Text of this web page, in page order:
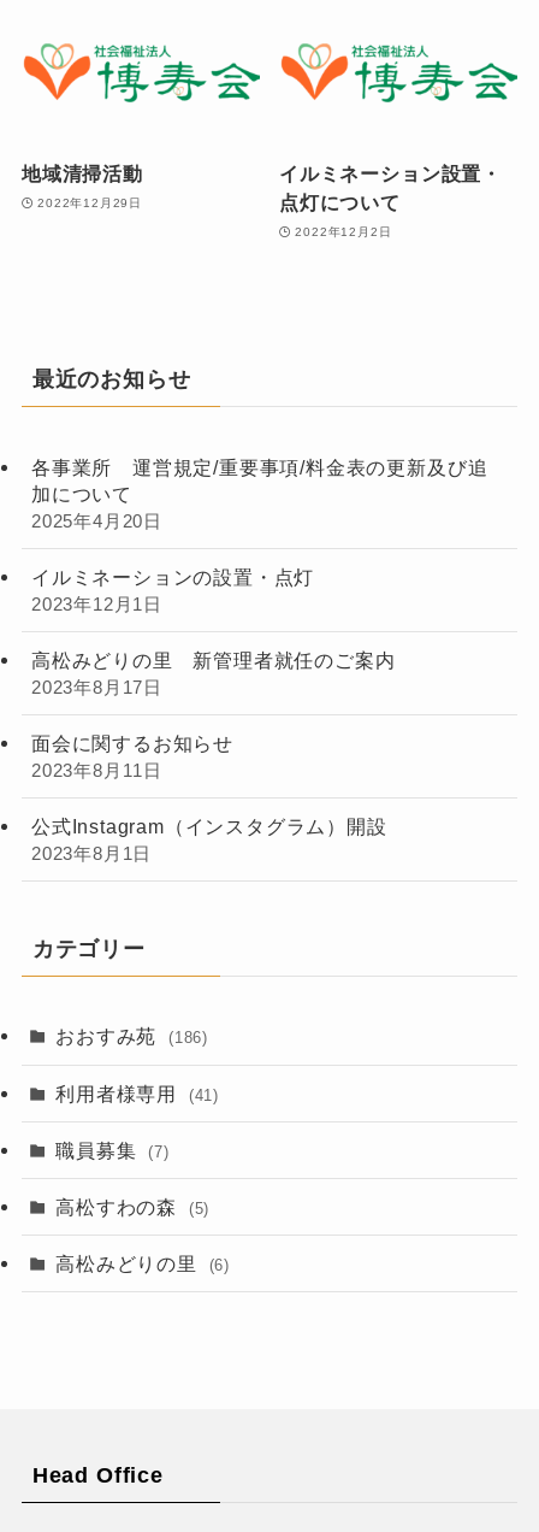
地域清掃活動
2022年12月29日
イルミネーション設置・
点灯について
2022年12月2日
最近のお知らせ
各事業所 運営規定/重要事項/料金表の更新及び追
加について
2025年4月20日
イルミネーションの設置・点灯
2023年12月1日
高松みどりの里 新管理者就任のご案内
2023年8月17日
面会に関するお知らせ
2023年8月11日
公式Instagram（インスタグラム）開設
2023年8月1日
カテゴリー
おおすみ苑 (186)
利用者様専用 (41)
職員募集 (7)
高松すわの森 (5)
高松みどりの里 (6)
Head Office